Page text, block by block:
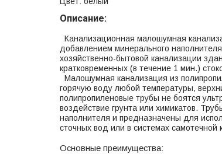
Описание:
Канализационная малошумная
добавлением минерального
хозяйственно-бытовой канализации
кратковременных (в течение 1 мин.)
Малошумная канализация из
горячую воду любой температуры,
полипропиленовые трубы не боятся
воздействие грунта или химикатов.
наполнителя и предназначены для
сточных вод или в системах самотечной
Основные преимущества: